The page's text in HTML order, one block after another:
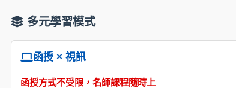
多元學習模式
函授 × 視訊
函授方式不受限，名師課程隨時上